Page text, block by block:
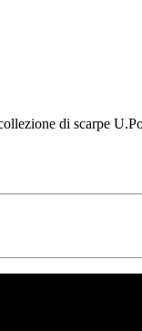
di scarpe